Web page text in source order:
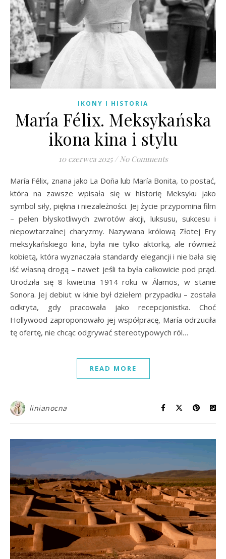
IKONY I HISTORIA
María Félix. Meksykańska
ikona kina i stylu
10 czerwca 2025 / No Comments
María Félix, znana jako La Doña lub María Bonita, to postać,
która na zawsze wpisała się w historię Meksyku jako
symbol siły, piękna i niezależności. Jej życie przypomina film
– pełen błyskotliwych zwrotów akcji, luksusu, sukcesu i
niepowtarzalnej charyzmy. Nazywana królową Złotej Ery
meksykańskiego kina, była nie tylko aktorką, ale również
kobietą, która wyznaczała standardy elegancji i nie bała się
iść własną drogą – nawet jeśli ta była całkowicie pod prąd.
Urodziła się 8 kwietnia 1914 roku w Álamos, w stanie
Sonora. Jej debiut w kinie był dziełem przypadku – została
odkryta, gdy pracowała jako recepcjonistka. Choć
Hollywood zaproponowało jej współpracę, María odrzuciła
tę ofertę, nie chcąc odgrywać stereotypowych ról…
READ MORE
linianocna